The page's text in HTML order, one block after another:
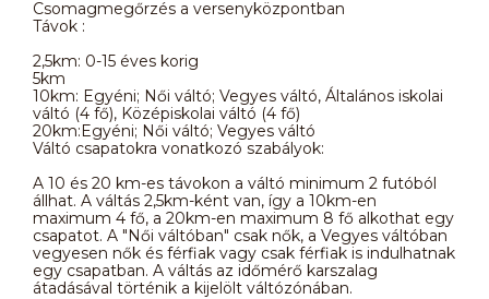
Csomagmegőrzés a versenyközpontban
Távok :
2,5km: 0-15 éves korig
5km
10km: Egyéni; Női váltó; Vegyes váltó, Általános iskolai
váltó (4 fő), Középiskolai váltó (4 fő)
20km:Egyéni; Női váltó; Vegyes váltó
Váltó csapatokra vonatkozó szabályok:
A 10 és 20 km-es távokon a váltó minimum 2 futóból
állhat. A váltás 2,5km-ként van, így a 10km-en
maximum 4 fő, a 20km-en maximum 8 fő alkothat egy
csapatot. A "Női váltóban" csak nők, a Vegyes váltóban
vegyesen nők és férfiak vagy csak férfiak is indulhatnak
egy csapatban. A váltás az időmérő karszalag
átadásával történik a kijelölt váltózónában.